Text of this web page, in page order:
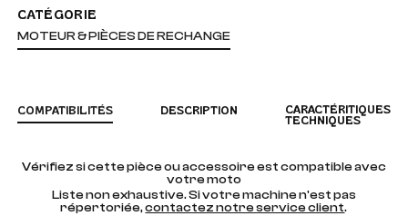
CATÉGORIE
MOTEUR & PIÈCES DE RECHANGE
COMPATIBILITÉS DESCRIPTION
CARACTÉRITIQUES
TECHNIQUES
Vérifiez si cette pièce ou accessoire est compatible avec
votre moto
Liste non exhaustive. Si votre machine n'est pas
répertoriée,contactez notre service client.